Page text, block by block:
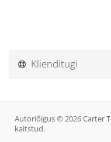
Klienditugi
Autoriõigus © 2026 Carter
kaitstud.